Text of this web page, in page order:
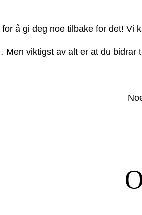
å gi deg noe tilbake for det! Vi
Men viktigst av alt er at du bidrar